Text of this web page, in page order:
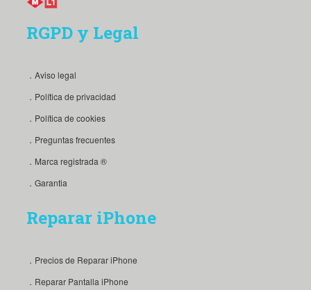
RGPD y Legal
．Aviso legal
．Política de privacidad
．Política de cookies
．Preguntas frecuentes
．Marca registrada ®
．Garantia
Reparar iPhone
．Precios de Reparar iPhone
．Reparar Pantalla iPhone